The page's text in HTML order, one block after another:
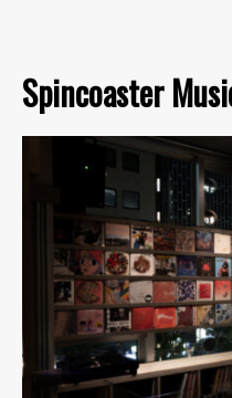
Spincoaster